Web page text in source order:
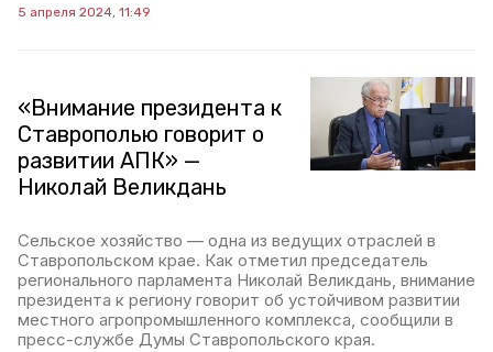
5 апреля 2024, 11:49
«Внимание президента к
Ставрополью говорит о
развитии АПК» —
Николай Великдань
Сельское хозяйство — одна из ведущих отраслей в
Ставропольском крае. Как отметил председатель
регионального парламента Николай Великдань, внимание
президента к региону говорит об устойчивом развитии
местного агропромышленного комплекса, сообщили в
пресс-службе Думы Ставропольского края.